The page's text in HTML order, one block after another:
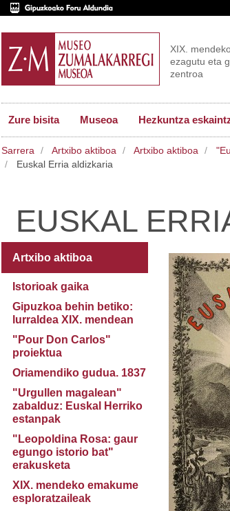
XIX.
ezagutu eta
zentroa
Zure bisita Museoa Hezkuntza
Sarrera Artxibo aktiboa Artxibo aktiboa
Euskal Erria aldizkaria
EUSKAL
Artxibo aktiboa
Istorioak gaika
Gipuzkoa behin betiko:
lurraldea XIX. mendean
"Pour Don Carlos"
proiektua
Oriamendiko gudua. 1837
"Urgullen magalean"
zabalduz: Euskal Herriko
estanpak
"Leopoldina Rosa: gaur
egungo istorio bat"
erakusketa
XIX. mendeko emakume
esploratzaileak